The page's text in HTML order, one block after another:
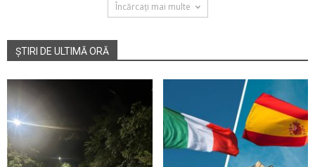
Încărcați mai multe
ȘTIRI DE ULTIMĂ ORĂ